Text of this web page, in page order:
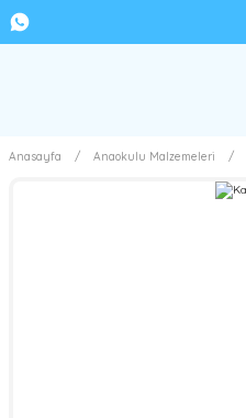
Anasayfa Anaokulu Malzemeleri